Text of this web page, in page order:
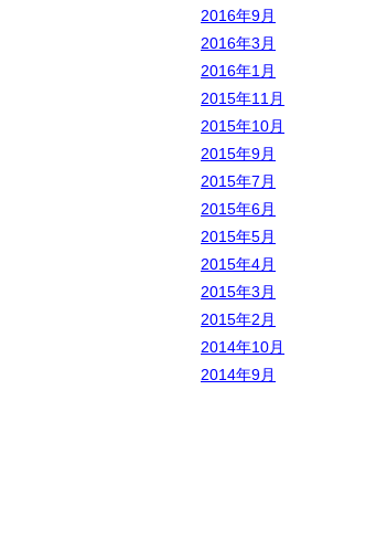
2016年9月
2016年3月
2016年1月
2015年11月
2015年10月
2015年9月
2015年7月
2015年6月
2015年5月
2015年4月
2015年3月
2015年2月
2014年10月
2014年9月